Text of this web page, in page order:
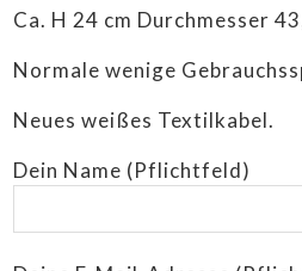
Ca. H 24 cm Durchmesser
Normale wenige
Neues weißes Textilkabel.
Dein Name (Pflichtfeld)